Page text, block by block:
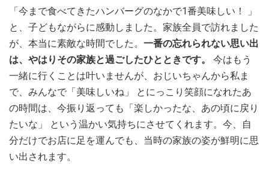
「今まで食べてきたハンバーグのなかで1番美味しい！ 」
と、子どもながらに感動しました。家族全員で訪れました
が、本当に素敵な時間でした。 一番の忘れられない思い出
は、やはりその家族と過ごしたひとときです。
今はもう
一緒に行くことは叶いませんが、おじいちゃんから私ま
で、みんなで「美味しいね」 とにっこり笑顔になれたあ
の時間は、今振り返っても「楽しかったな、あの頃に戻り
たいな」 という温かい気持ちにさせてくれます。今、自
分だけでお店に足を運んでも、当時の家族の姿が鮮明に思
い出されます。